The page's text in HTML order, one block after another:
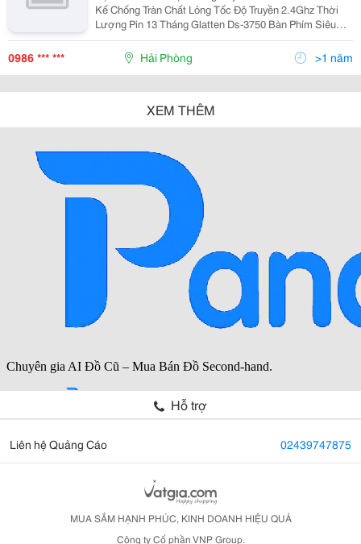
Kế Chống Tràn Chất Lỏng Tốc Độ Truyền 2.4Ghz Thời
Lượng Pin 13 Tháng Glatten Ds-3750 Bàn Phím Siêu
Mỏng Công Nghệ Cảm Biến A3000 Thời Lượng Pin 13
Tháng Bàn
0986 *** *** Hải Phòng >1 năm
XEM THÊM
Hỗ trợ
Liên hệ Quảng Cáo 02439747875
MUA SẮM HẠNH PHÚC, KINH DOANH HIỆU QUẢ
Công ty Cổ phần VNP Group.